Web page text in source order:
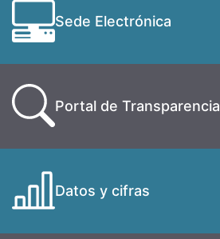
Sede Electrónica
Portal de Transparencia
Datos y cifras